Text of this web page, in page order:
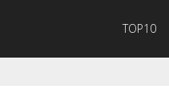
TOP10